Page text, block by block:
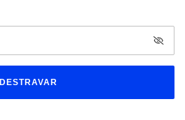
DESTRAVAR